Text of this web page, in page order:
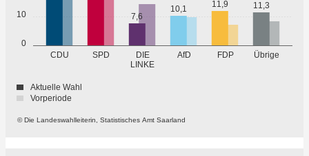
0
10
CDU SPD
DIE
LINKE
AfD FDP Übrige
7,6
10,1 11,9 11,3
© Die Landeswahlleiterin, Statistisches Amt Saarland
Aktuelle Wahl
Vorperiode